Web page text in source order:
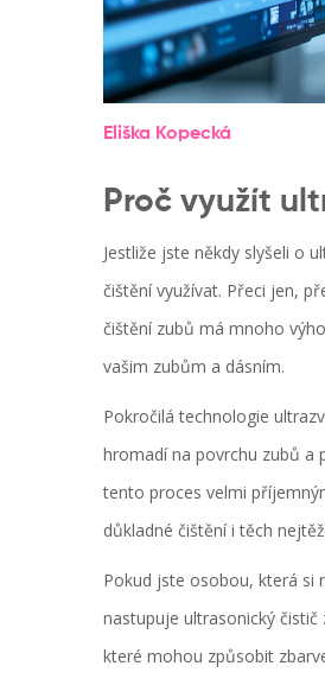
Eliška Kopecká
Proč využít
Jestliže jste někdy slyšeli o
čištění využívat. Přeci jen,
čištění zubů má mnoho
vašim zubům a dásním.
Pokročilá technologie
hromadí na povrchu zubů a
tento proces velmi
důkladné čištění i těch
Pokud jste osobou, která si
nastupuje ultrasonický
které mohou způsobit